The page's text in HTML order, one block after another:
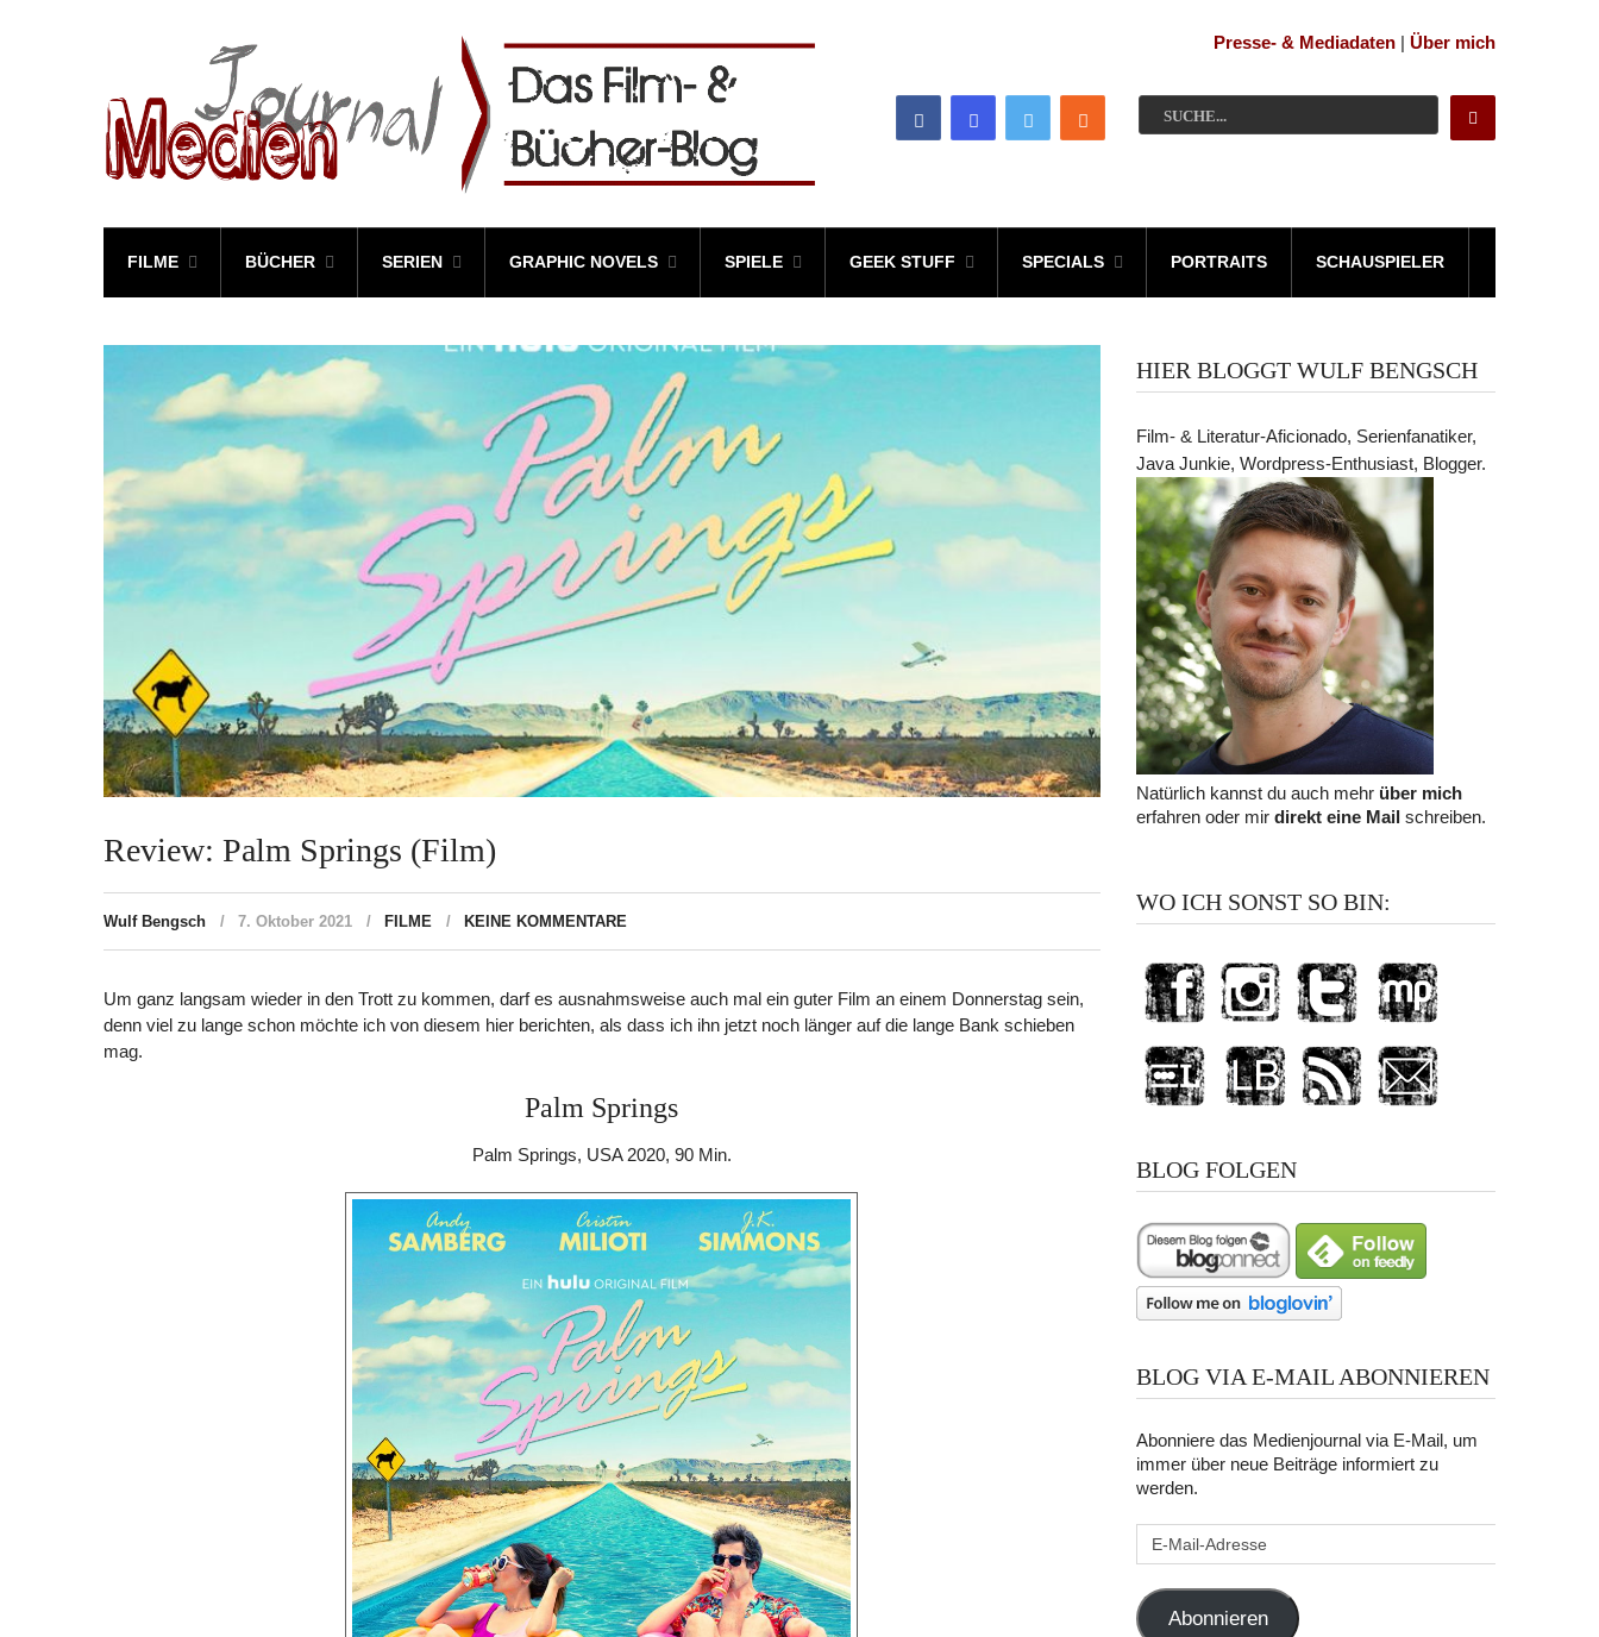
Presse- & Mediadaten | Über mich
FILME BÜCHER SERIEN GRAPHIC NOVELS SPIELE GEEK STUFF SPECIALS PORTRAITS SCHAUSPIELER
Review: Palm Springs (Film)
Wulf Bengsch 7. Oktober 2021 FILME KEINE KOMMENTARE
Um ganz langsam wieder in den Trott zu kommen, darf es ausnahmsweise auch mal ein guter Film an einem Donnerstag sein,
denn viel zu lange schon möchte ich von diesem hier berichten, als dass ich ihn jetzt noch länger auf die lange Bank schieben
mag.
Palm Springs
Palm Springs, USA 2020, 90 Min.
HIER BLOGGT WULF BENGSCH
Film- & Literatur-Aficionado, Serienfanatiker,
Java Junkie, Wordpress-Enthusiast, Blogger.
Natürlich kannst du auch mehr über mich
erfahren oder mirdirekt eine Mail schreiben.
WO ICH SONST SO BIN:
BLOG FOLGEN
BLOG VIA E-MAIL ABONNIEREN
Abonniere das Medienjournal via E-Mail, um
immer über neue Beiträge informiert zu
werden.
E-
Abonnieren